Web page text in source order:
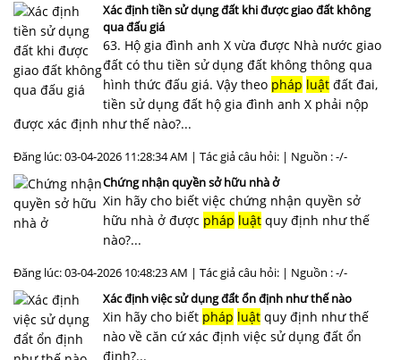
Xác định tiền sử dụng đất khi được giao đất không
qua đấu giá
63. Hộ gia đình anh X vừa được Nhà nước giao
đất có thu tiền sử dụng đất không thông qua
hình thức đấu giá. Vậy theo pháp luật đất đai,
tiền sử dụng đất hộ gia đình anh X phải nộp
được xác định như thế nào?...
Đăng lúc: 03-04-2026 11:28:34 AM | Tác giả câu hỏi: | Nguồn : -/-
Chứng nhận quyền sở hữu nhà ở
Xin hãy cho biết việc chứng nhận quyền sở
hữu nhà ở được pháp luật quy định như thế
nào?...
Đăng lúc: 03-04-2026 10:48:23 AM | Tác giả câu hỏi: | Nguồn : -/-
Xác định việc sử dụng đẩt ổn định như thế nào
Xin hãy cho biết pháp luật quy định như thế
nào về căn cứ xác định việc sử dụng đất ổn
định?...